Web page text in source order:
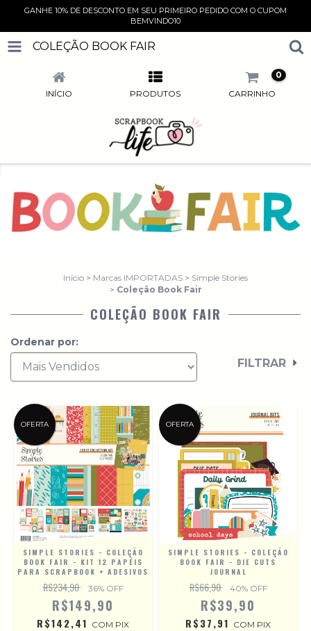
GANHE 10% DE DESCONTO EM SEU PRIMEIRO PEDIDO COM O CUPOM
BEMVINDO10
COLEÇÃO BOOK FAIR
INÍCIO PRODUTOS CARRINHO
0
Início > Marcas IMPORTADAS > Simple Stories
> Coleção Book Fair
COLEÇÃO BOOK FAIR
Ordenar por:
FILTRAR
OFERTA
SIMPLE STORIES - COLEÇÃO
BOOK FAIR - KIT 12 PAPÉIS
PARA SCRAPBOOK + ADESIVOS
R$234,90 36% OFF
R$149,90
R$142,41 COM PIX
OFERTA
SIMPLE STORIES - COLEÇÃO
BOOK FAIR - DIE CUTS
JOURNAL
R$66,90 40% OFF
R$39,90
R$37,91 COM PIX